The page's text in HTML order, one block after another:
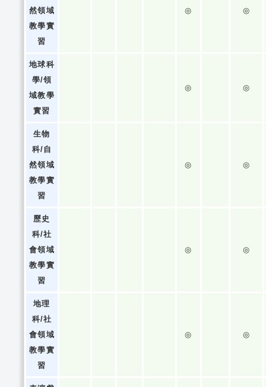
然領域
教學實
習
◎ ◎
地球科
學/領
域教學
實習
◎ ◎
生物
科/自
然領域
教學實
習
◎ ◎
歷史
科/社
會領域
教學實
習
◎ ◎
地理
科/社
會領域
教學實
習
◎ ◎